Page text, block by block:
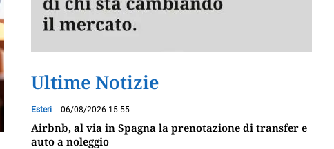
Ultime Notizie
Esteri 06/08/2026 15:55
Airbnb, al via in Spagna la prenotazione di transfer e
auto a noleggio